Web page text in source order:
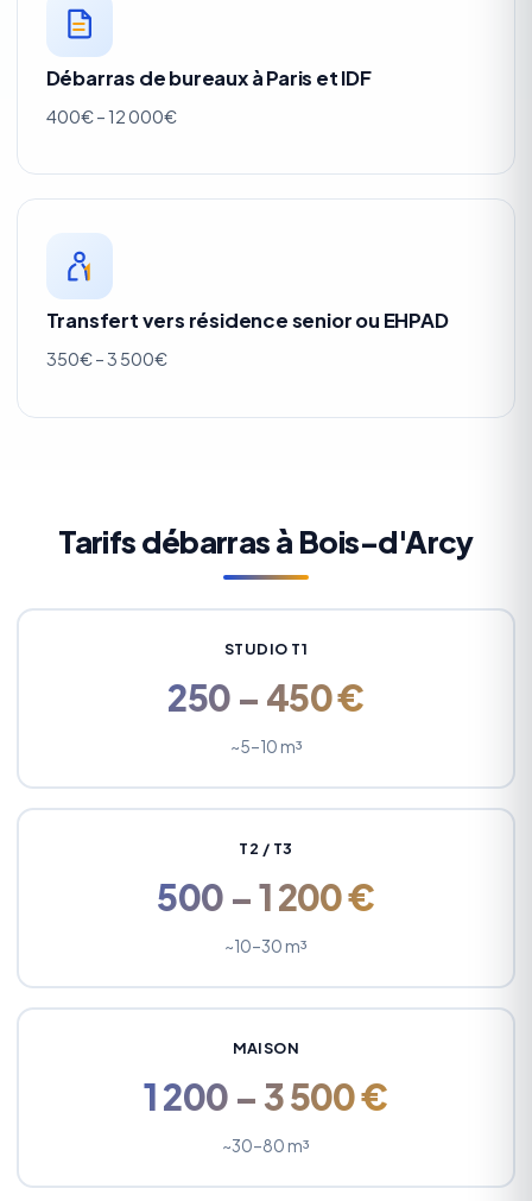
Débarras de bureaux à Paris et IDF
400€ – 12 000€
Transfert vers résidence senior ou EHPAD
350€ – 3 500€
Tarifs débarras à Bois-d'Arcy
STUDIO T1
250 – 450 €
~5–10 m³
T2 / T3
500 – 1 200 €
~10–30 m³
MAISON
1 200 – 3 500 €
~30–80 m³